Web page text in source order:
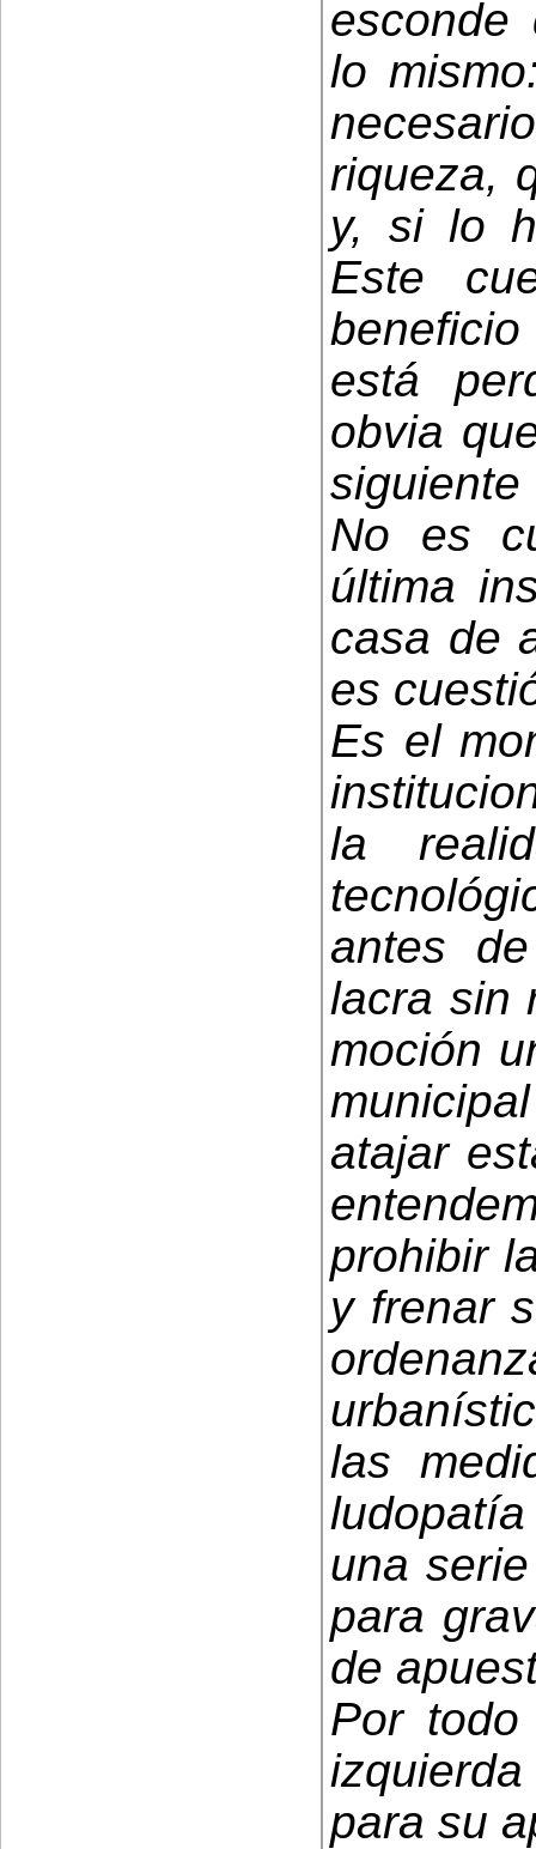
esconde
lo
riqueza,
y, si lo
Este
beneficio
está
obvia
No es
última
casa de
es
Es el
la
antes
lacra sin
moción
atajar
prohibir
y frenar
las
una
para
de
Por
para su